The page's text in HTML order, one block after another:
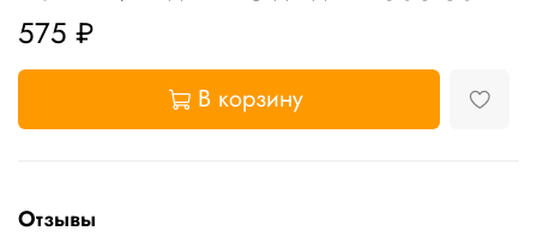
575 ₽
В корзину
Отзывы